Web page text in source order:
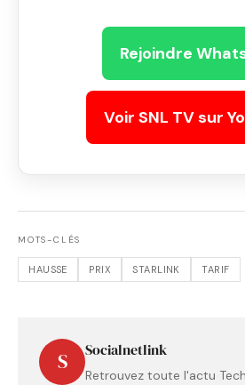
Rejoindre
Voir SNL TV sur
MOTS-CLÉS
HAUSSE PRIX STARLINK TARIF
S Socialnetlink
Retrouvez toute l'actu